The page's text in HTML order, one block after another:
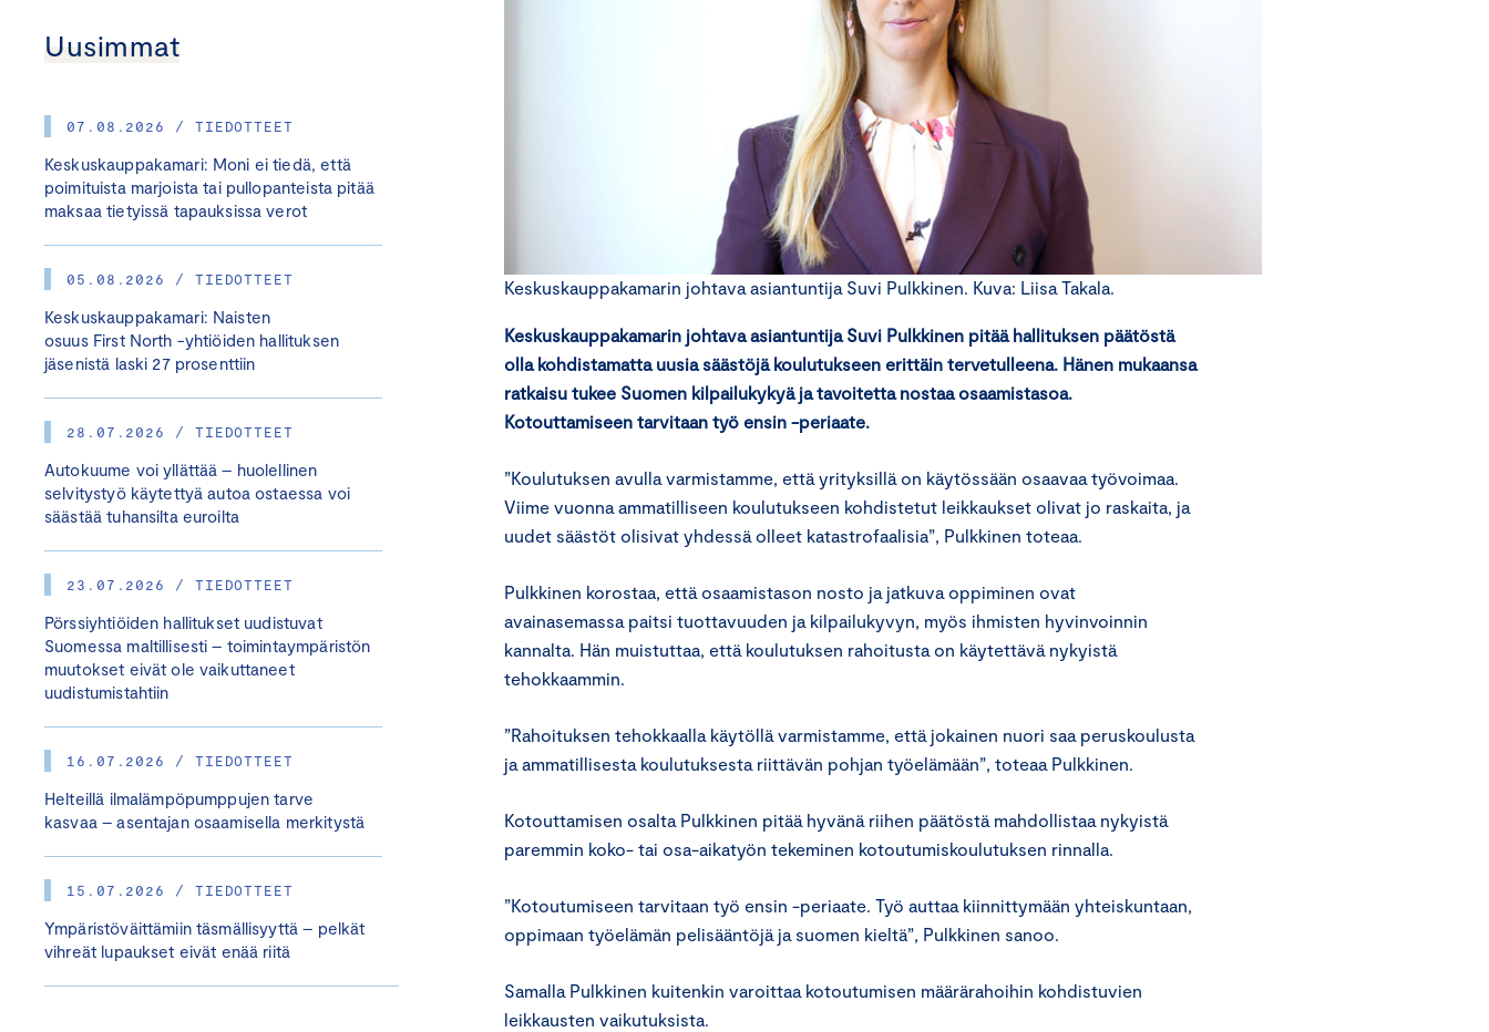
Uusimmat
07.08.2026 / TIEDOTTEET
Keskuskauppakamari: Moni ei tiedä, että
poimituista marjoista tai pullopanteista pitää
maksaa tietyissä tapauksissa verot
05.08.2026 / TIEDOTTEET
Keskuskauppakamari: Naisten
osuus First North -yhtiöiden hallituksen
jäsenistä laski 27 prosenttiin
28.07.2026 / TIEDOTTEET
Autokuume voi yllättää – huolellinen
selvitystyö käytettyä autoa ostaessa voi
säästää tuhansilta euroilta
23.07.2026 / TIEDOTTEET
Pörssiyhtiöiden hallitukset uudistuvat
Suomessa maltillisesti – toimintaympäristön
muutokset eivät ole vaikuttaneet
uudistumistahtiin
16.07.2026 / TIEDOTTEET
Helteillä ilmalämpöpumppujen tarve
kasvaa – asentajan osaamisella merkitystä
15.07.2026 / TIEDOTTEET
Ympäristöväittämiin täsmällisyyttä – pelkät
vihreät lupaukset eivät enää riitä
Keskuskauppakamarin johtava asiantuntija Suvi Pulkkinen. Kuva: Liisa Takala.
Keskuskauppakamarin johtava asiantuntija Suvi Pulkkinen pitää hallituksen päätöstä
olla kohdistamatta uusia säästöjä koulutukseen erittäin tervetulleena. Hänen mukaansa
ratkaisu tukee Suomen kilpailukykyä ja tavoitetta nostaa osaamistasoa.
Kotouttamiseen tarvitaan työ ensin -periaate.
”Koulutuksen avulla varmistamme, että yrityksillä on käytössään osaavaa työvoimaa.
Viime vuonna ammatilliseen koulutukseen kohdistetut leikkaukset olivat jo raskaita, ja
uudet säästöt olisivat yhdessä olleet katastrofaalisia”, Pulkkinen toteaa.
Pulkkinen korostaa, että osaamistason nosto ja jatkuva oppiminen ovat
avainasemassa paitsi tuottavuuden ja kilpailukyvyn, myös ihmisten hyvinvoinnin
kannalta. Hän muistuttaa, että koulutuksen rahoitusta on käytettävä nykyistä
tehokkaammin.
”Rahoituksen tehokkaalla käytöllä varmistamme, että jokainen nuori saa peruskoulusta
ja ammatillisesta koulutuksesta riittävän pohjan työelämään”, toteaa Pulkkinen.
Kotouttamisen osalta Pulkkinen pitää hyvänä riihen päätöstä mahdollistaa nykyistä
paremmin koko- tai osa-aikatyön tekeminen kotoutumiskoulutuksen rinnalla.
”Kotoutumiseen tarvitaan työ ensin -periaate. Työ auttaa kiinnittymään yhteiskuntaan,
oppimaan työelämän pelisääntöjä ja suomen kieltä”, Pulkkinen sanoo.
Samalla Pulkkinen kuitenkin varoittaa kotoutumisen määrärahoihin kohdistuvien
leikkausten vaikutuksista.